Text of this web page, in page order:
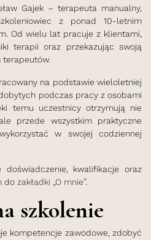
Gajek – terapeuta manualny,
z ponad 10-letnim
Od wielu lat pracuje z klientami,
terapii oraz przekazując swoją
na podstawie wieloletniej
podczas pracy z osobami
temu uczestnicy otrzymują nie
przede wszystkim praktyczne
w swojej codziennej
kwalifikacje oraz
do zakładki „O mnie”.
szkolenie
kompetencje zawodowe, zdobyć